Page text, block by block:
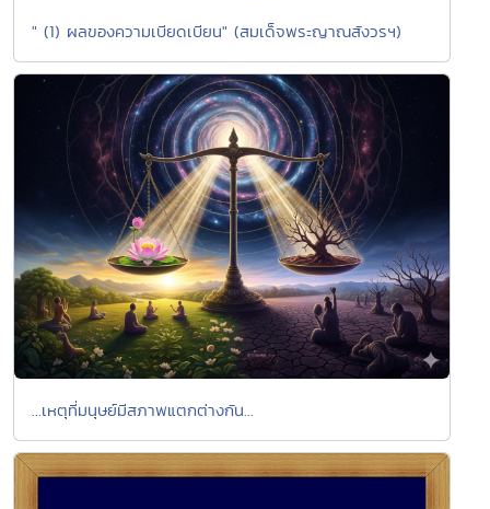
" (1) ผลของความเบียดเบียน" (สมเด็จพระญาณสังวรฯ)
...เหตุที่มนุษย์มีสภาพแตกต่างกัน...